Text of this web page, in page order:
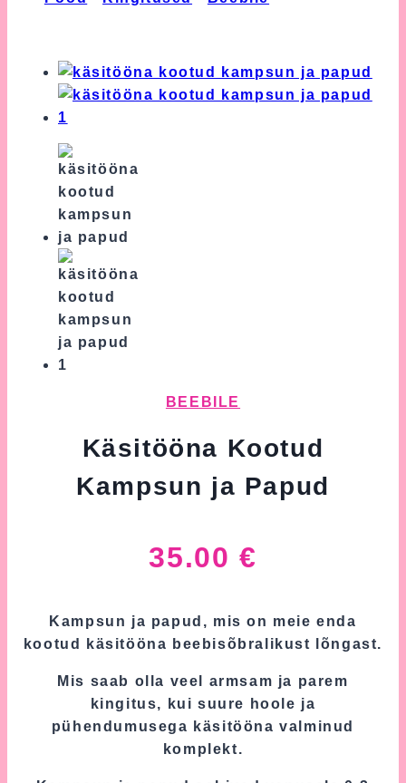
BEEBILE
Käsitööna Kootud
Kampsun ja Papud
35.00 €
Kampsun ja papud, mis on meie enda
kootud käsitööna beebisõbralikust lõngast.
Mis saab olla veel armsam ja parem
kingitus, kui suure hoole ja
pühendumusega käsitööna valminud
komplekt.